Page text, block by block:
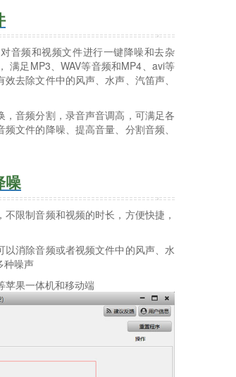
音频和视频文件进行一键降噪和去杂
满足MP3、WAV等音频和MP4、avi等
去除文件中的风声、水声、汽笛声、
音频分割，录音声音调高，可满足各
文件的降噪、提高音量、分割音频、
噪
限制音频和视频的时长，方便快捷，
消除音频或者视频文件中的风声、水
种噪声
苹果一体机和移动端